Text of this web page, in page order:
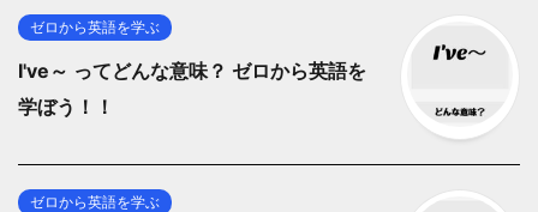
ゼロから英語を学ぶ
I've～ ってどんな意味？ ゼロから英語を
学ぼう！！
ゼロから英語を学ぶ